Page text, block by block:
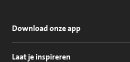
Download onze app
Laat je inspireren